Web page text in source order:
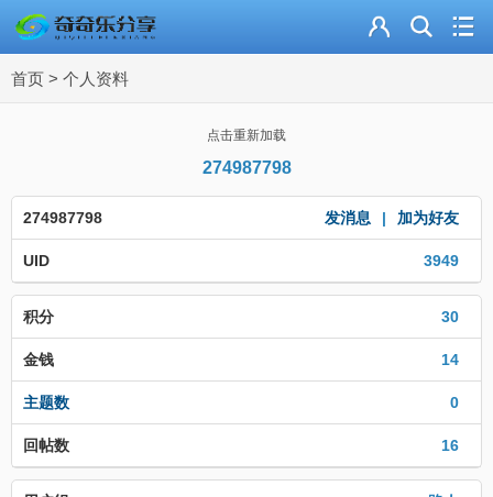
首页 > 个人资料
点击重新加载
274987798
发消息 | 加为好友
274987798
3949
UID
30
积分
14
金钱
0
主题数
16
回帖数
资源合集
站内导读
加入频道